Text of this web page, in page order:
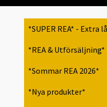
*SUPER REA* - Extra
*REA & Utförsäljning*
*Sommar REA 2026*
*Nya produkter*